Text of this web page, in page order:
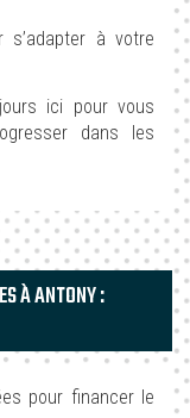
s’adapter à votre
ici pour vous
dans les
À ANTONY :
pour financer le